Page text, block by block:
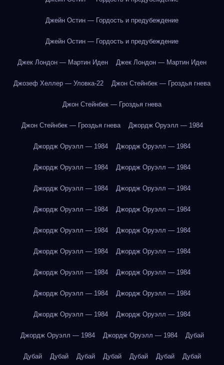
Джейн Остин — Гордость и предубеждение
Джейн Остин — Гордость и предубеждение
Джек Лондон — Мартин Иден Джек Лондон — Мартин Иден
Джозеф Хеллер — Уловка-22 Джон Стейнбек — Гроздья гнева
Джон Стейнбек — Гроздья гнева
Джон Стейнбек — Гроздья гнева Джордж Оруэлл — 1984
Джордж Оруэлл — 1984 Джордж Оруэлл — 1984
Джордж Оруэлл — 1984 Джордж Оруэлл — 1984
Джордж Оруэлл — 1984 Джордж Оруэлл — 1984
Джордж Оруэлл — 1984 Джордж Оруэлл — 1984
Джордж Оруэлл — 1984 Джордж Оруэлл — 1984
Джордж Оруэлл — 1984 Джордж Оруэлл — 1984
Джордж Оруэлл — 1984 Джордж Оруэлл — 1984
Джордж Оруэлл — 1984 Джордж Оруэлл — 1984
Джордж Оруэлл — 1984 Джордж Оруэлл — 1984
Джордж Оруэлл — 1984 Джордж Оруэлл — 1984 Дубай
Дубай Дубай Дубай Дубай Дубай Дубай Дубай